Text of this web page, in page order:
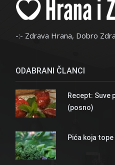
-:- Zdrava Hrana, Dobro
ODABRANI ČLANCI
Recept: Suve
(posno)
Pića koja tope